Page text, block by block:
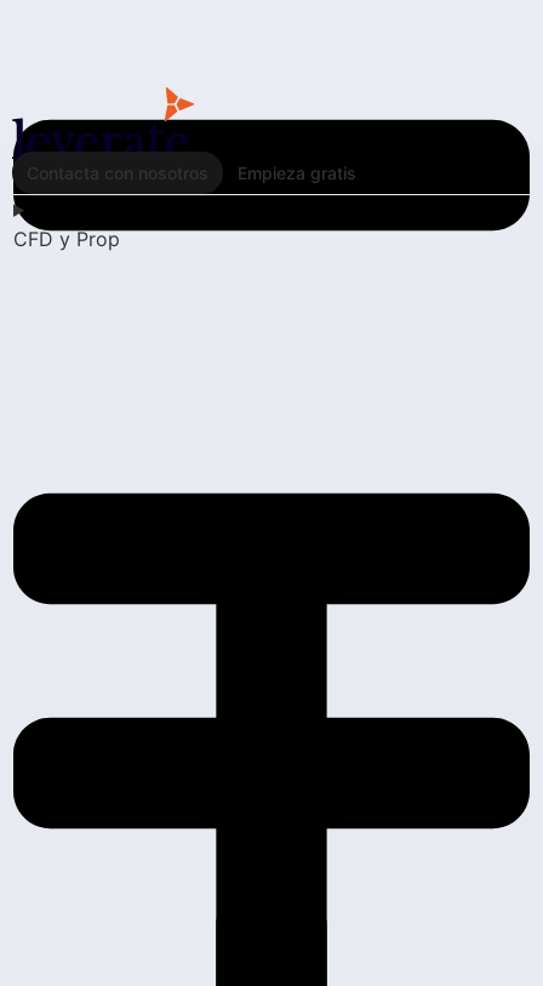
Contacta con nosotros Empieza gratis
CFD y Prop